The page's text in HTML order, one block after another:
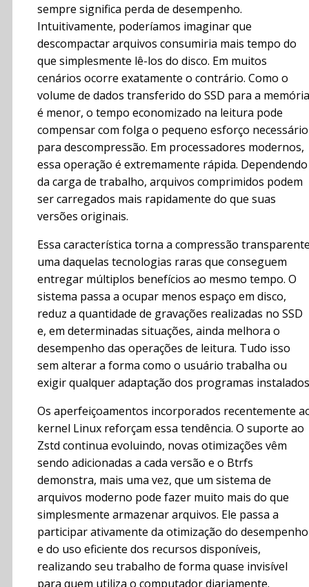
sempre significa perda de desempenho.
Intuitivamente, poderíamos imaginar que
descompactar arquivos consumiria mais tempo do
que simplesmente lê-los do disco. Em muitos
cenários ocorre exatamente o contrário. Como o
volume de dados transferido do SSD para a memória
é menor, o tempo economizado na leitura pode
compensar com folga o pequeno esforço necessário
para descompressão. Em processadores modernos,
essa operação é extremamente rápida. Dependendo
da carga de trabalho, arquivos comprimidos podem
ser carregados mais rapidamente do que suas
versões originais.
Essa característica torna a compressão
uma daquelas tecnologias raras que conseguem
entregar múltiplos benefícios ao mesmo tempo. O
sistema passa a ocupar menos espaço em disco,
reduz a quantidade de gravações realizadas no SSD
e, em determinadas situações, ainda melhora o
desempenho das operações de leitura. Tudo isso
sem alterar a forma como o usuário trabalha ou
exigir qualquer adaptação dos programas
Os aperfeiçoamentos incorporados recentemente
kernel Linux reforçam essa tendência. O suporte ao
Zstd continua evoluindo, novas otimizações vêm
sendo adicionadas a cada versão e o Btrfs
demonstra, mais uma vez, que um sistema de
arquivos moderno pode fazer muito mais do que
simplesmente armazenar arquivos. Ele passa a
participar ativamente da otimização do desempenho
e do uso eficiente dos recursos disponíveis,
realizando seu trabalho de forma quase invisível
para quem utiliza o computador diariamente.